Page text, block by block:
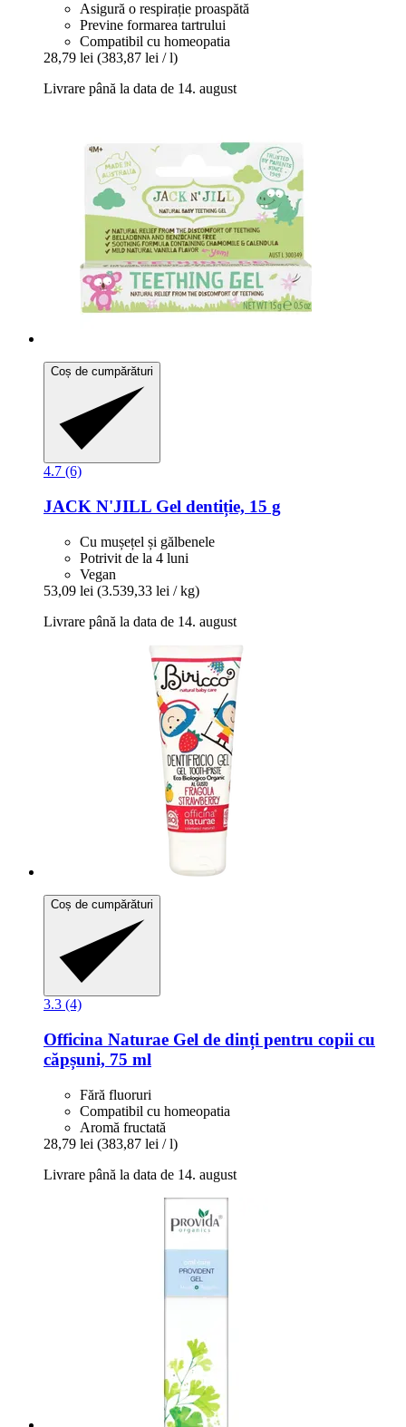
Asigură o respirație proaspătă
Previne formarea tartrului
Compatibil cu homeopatia
28,79 lei (383,87 lei / l)
Livrare până la data de 14. august
Coș de cumpărături
4.7 (6)
JACK N'JILL Gel dentiție, 15 g
Cu mușețel și gălbenele
Potrivit de la 4 luni
Vegan
53,09 lei (3.539,33 lei / kg)
Livrare până la data de 14. august
Coș de cumpărături
3.3 (4)
Officina Naturae Gel de dinți pentru copii cu
căpșuni, 75 ml
Fără fluoruri
Compatibil cu homeopatia
Aromă fructată
28,79 lei (383,87 lei / l)
Livrare până la data de 14. august